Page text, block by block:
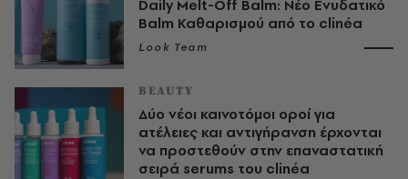
Daily Melt-Off Balm: Νέο Ενυδατικό
Balm Καθαρισμού από το clinéa
Look Team
BEAUTY
Δύο νέοι καινοτόμοι οροί για
ατέλειες και αντιγήρανση έρχονται
να προστεθούν στην επαναστατική
σειρά serums του clinéa